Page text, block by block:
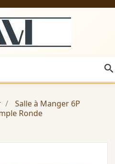
Salle à Manger 6P
Ronde